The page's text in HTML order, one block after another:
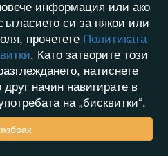
информация или ако
си за някои или
прочетете Политиката
. Като затворите този
натиснете
начин навигирате в
на „бисквитки“.